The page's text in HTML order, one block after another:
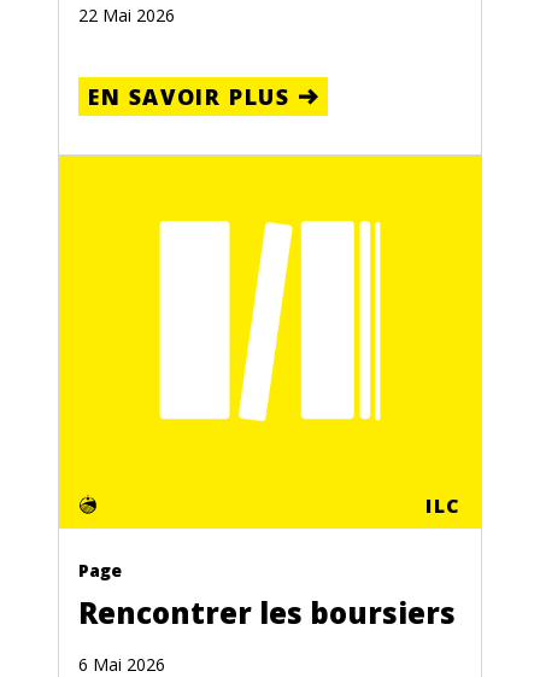
22 Mai 2026
EN SAVOIR PLUS
ILC
Page
Rencontrer les boursiers
6 Mai 2026